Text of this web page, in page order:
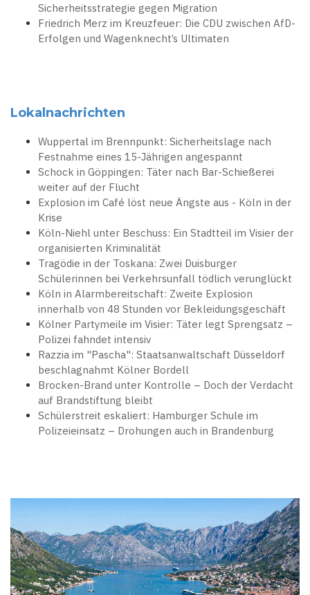
Sicherheitsstrategie gegen Migration
Friedrich Merz im Kreuzfeuer: Die CDU zwischen AfD-
Erfolgen und Wagenknecht’s Ultimaten
Lokalnachrichten
Wuppertal im Brennpunkt: Sicherheitslage nach
Festnahme eines 15-Jährigen angespannt
Schock in Göppingen: Täter nach Bar-Schießerei
weiter auf der Flucht
Explosion im Café löst neue Ängste aus - Köln in der
Krise
Köln-Niehl unter Beschuss: Ein Stadtteil im Visier der
organisierten Kriminalität
Tragödie in der Toskana: Zwei Duisburger
Schülerinnen bei Verkehrsunfall tödlich verunglückt
Köln in Alarmbereitschaft: Zweite Explosion
innerhalb von 48 Stunden vor Bekleidungsgeschäft
Kölner Partymeile im Visier: Täter legt Sprengsatz –
Polizei fahndet intensiv
Razzia im "Pascha": Staatsanwaltschaft Düsseldorf
beschlagnahmt Kölner Bordell
Brocken-Brand unter Kontrolle – Doch der Verdacht
auf Brandstiftung bleibt
Schülerstreit eskaliert: Hamburger Schule im
Polizeieinsatz – Drohungen auch in Brandenburg